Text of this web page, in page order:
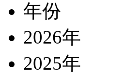
年份
2026年
2025年